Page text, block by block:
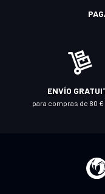
ENVÍO
para compras de 80